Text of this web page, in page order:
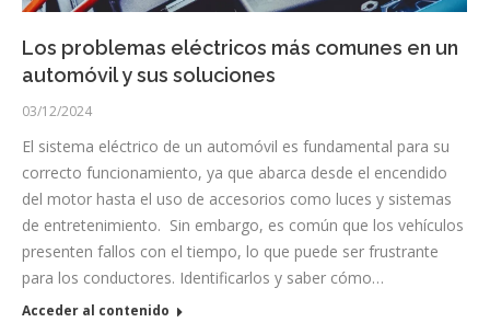
Los problemas eléctricos más comunes en un
automóvil y sus soluciones
03/12/2024
El sistema eléctrico de un automóvil es fundamental para su
correcto funcionamiento, ya que abarca desde el encendido
del motor hasta el uso de accesorios como luces y sistemas
de entretenimiento. Sin embargo, es común que los vehículos
presenten fallos con el tiempo, lo que puede ser frustrante
para los conductores. Identificarlos y saber cómo…
Acceder al contenido